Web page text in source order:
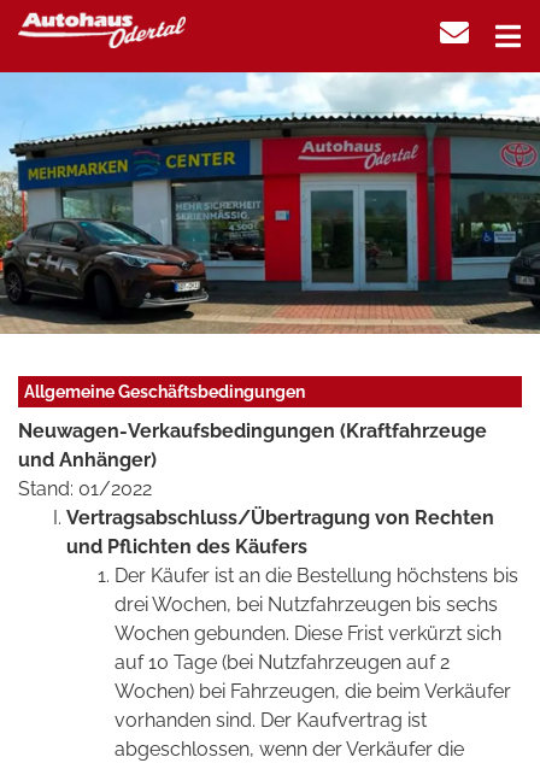
Allgemeine Geschäftsbedingungen
Neuwagen-Verkaufsbedingungen (Kraftfahrzeuge
und Anhänger)
Stand: 01/2022
Vertragsabschluss/Übertragung von Rechten
und Pflichten des Käufers
Der Käufer ist an die Bestellung höchstens bis
drei Wochen, bei Nutzfahrzeugen bis sechs
Wochen gebunden. Diese Frist verkürzt sich
auf 10 Tage (bei Nutzfahrzeugen auf 2
Wochen) bei Fahrzeugen, die beim Verkäufer
vorhanden sind. Der Kaufvertrag ist
abgeschlossen, wenn der Verkäufer die